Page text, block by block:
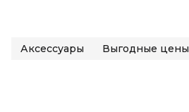
Аксессуары Выгодные цены